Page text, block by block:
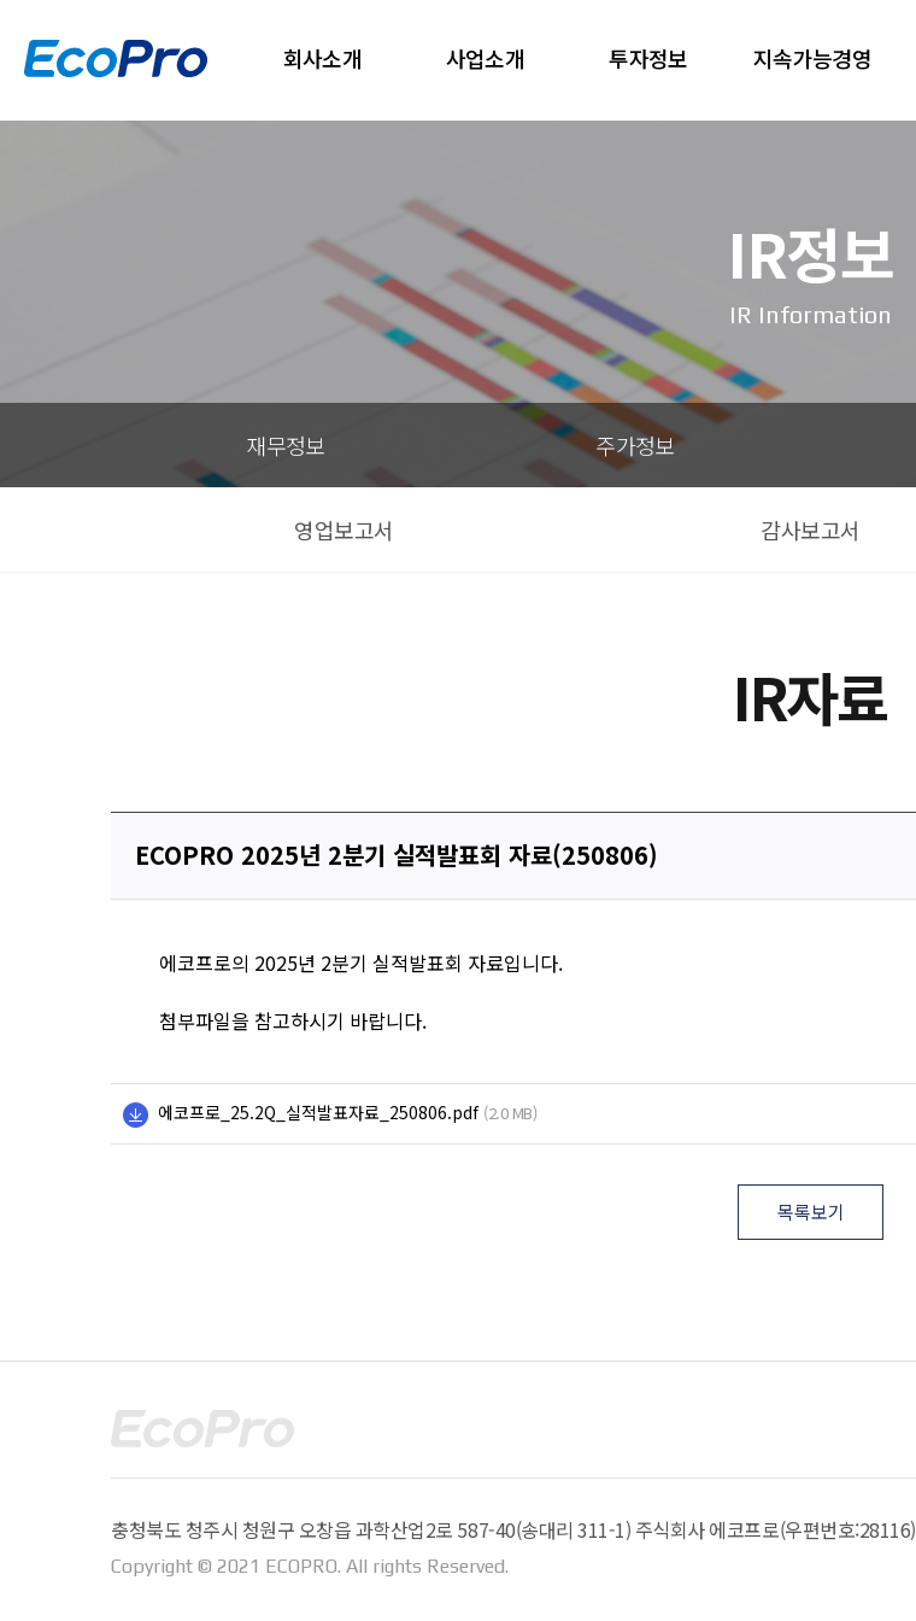
회사소개 사업소개 투자정보 지속가능경영
IR정보
IR Information
재무정보 주가정보
영업보고서 감사보고서
IR자료
ECOPRO 2025년 2분기 실적발표회 자료(250806)
에코프로의 2025년 2분기 실적발표회 자료입니다.
첨부파일을 참고하시기 바랍니다.
에코프로_25.2Q_실적발표자료_250806.pdf (2.0 MB)
목록보기
충청북도 청주시 청원구 오창읍 과학산업2로 587-40(송대리 311-1) 주식회사 에코프로(우편번호:28116)
Copyright © 2021 ECOPRO. All rights Reserved.